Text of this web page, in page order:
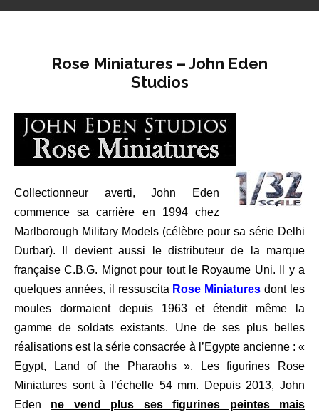
Rose Miniatures – John Eden
Studios
Collectionneur averti, John Eden
commence sa carrière en 1994 chez
Marlborough Military Models (célèbre pour sa série Delhi
Durbar). Il devient aussi le distributeur de la marque
française C.B.G. Mignot pour tout le Royaume Uni. Il y a
quelques années, il ressuscita Rose Miniatures dont les
moules dormaient depuis 1963 et étendit même la
gamme de soldats existants. Une de ses plus belles
réalisations est la série consacrée à l’Egypte ancienne : «
Egypt, Land of the Pharaohs ». Les figurines Rose
Miniatures sont à l’échelle 54 mm. Depuis 2013, John
Eden ne vend plus ses figurines peintes mais